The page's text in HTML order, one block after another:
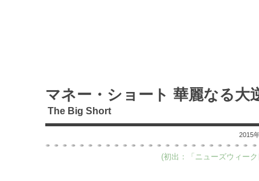
マネー・ショート 華麗なる大
The Big Short
2015
(初出：「ニューズウィー